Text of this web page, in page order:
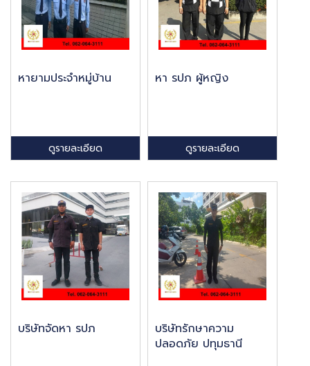
หายามประจำหมู่บ้าน
ดูรายละเอียด
หา รปภ ผู้หญิง
ดูรายละเอียด
บริษัทจัดหา รปภ
บริษัทรักษาความ
ปลอดภัย ปทุมธานี